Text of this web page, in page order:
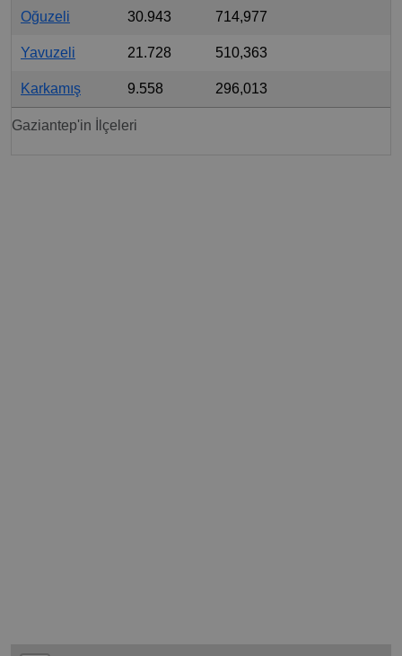
Gaziantep'in İlçeleri
Oğuzeli 30.943 714,977
Yavuzeli 21.728 510,363
Karkamış 9.558 296,013